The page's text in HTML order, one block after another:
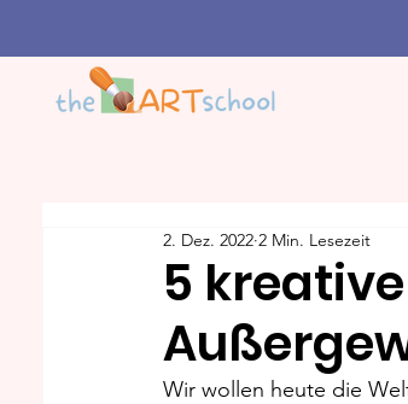
5
2. Dez. 2022 2 Min. Lesezeit
Wir wollen heute die